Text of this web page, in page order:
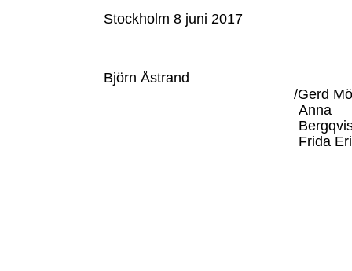
Stockholm 8 juni 2017
Björn Åstrand
/Gerd
Anna
Frida